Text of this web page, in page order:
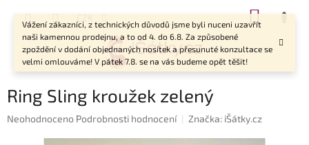
Vážení zákazníci, z technických důvodů jsme byli nuceni uzavřít
naši kamennou prodejnu, a to od 4. do 6.8. Za způsobené
zpoždění v dodání objednaných nosítek a přesunuté konzultace se
velmi omlouváme! V pátek 7.8. se na vás budeme opět těšit!
CZK
Ring Sling kroužek zelený
Průměrné
Neohodnoceno Podrobnosti hodnocení Značka: iŠátky.cz